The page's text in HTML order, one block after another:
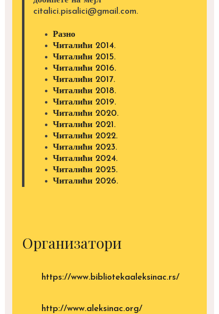
citalici.pisalici@gmail.com.
Разно
Читалићи 2014.
Читалићи 2015.
Читалићи 2016.
Читалићи 2017.
Читалићи 2018.
Читалићи 2019.
Читалићи 2020.
Читалићи 2021.
Читалићи 2022.
Читалићи 2023.
Читалићи 2024.
Читалићи 2025.
Читалићи 2026.
Организатори
https://www.bibliotekaaleksinac.rs/
http://www.aleksinac.org/